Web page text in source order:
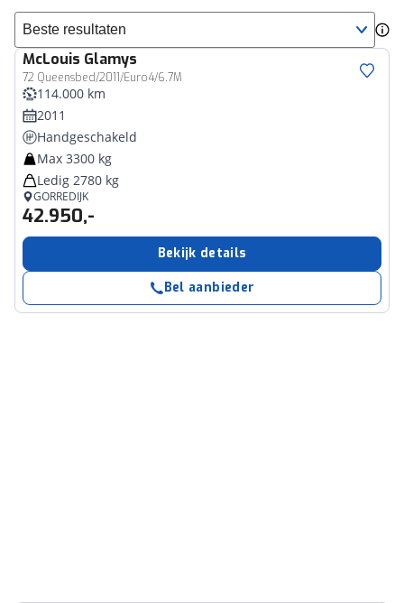
Sorteer resultaten
McLouis Glamys
72 Queensbed/2011/Euro4/6.7M
114.000 km
2011
Handgeschakeld
Max 3300 kg
Ledig 2780 kg
GORREDIJK
42.950,-
Bekijk details
Bel aanbieder